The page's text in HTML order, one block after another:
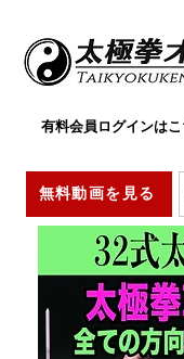
無料動画を見る
有料会員ログインは